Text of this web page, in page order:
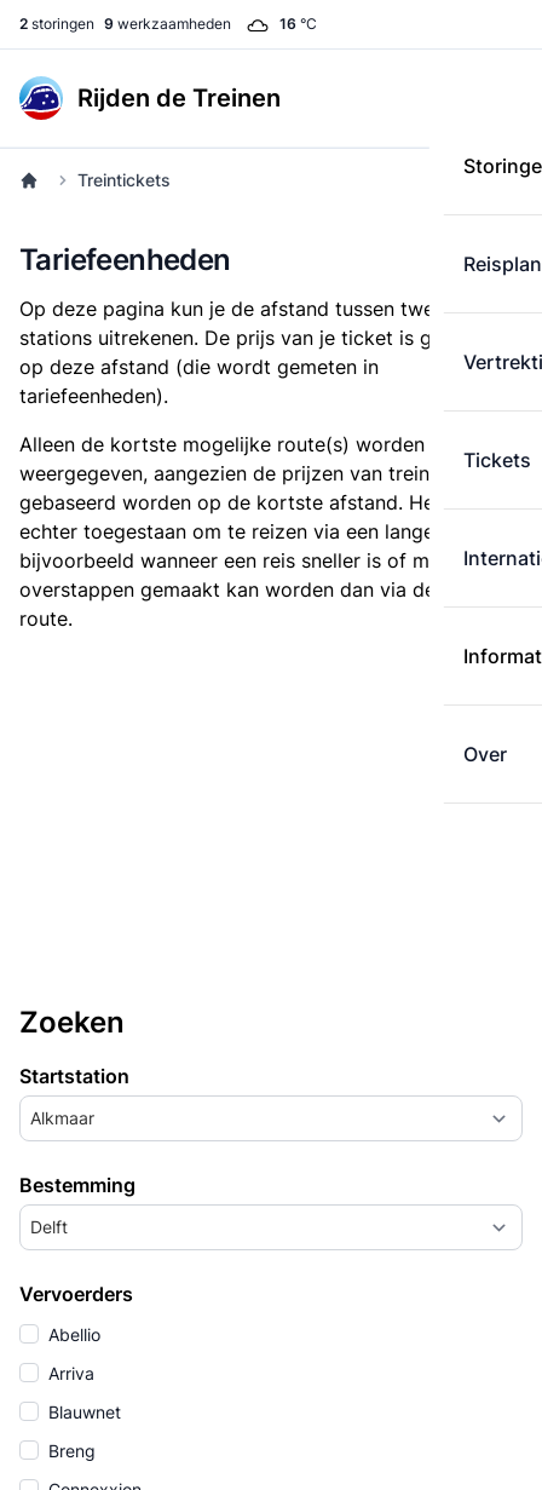
2 storingen 9 werkzaamheden 16 °C
Rijden de Treinen
Tickets
Over
Treintickets
Tariefeenheden
Op deze pagina kun je de afstand tussen twee
stations uitrekenen. De prijs van je ticket is gebaseerd
op deze afstand (die wordt gemeten in
tariefeenheden).
Alleen de kortste mogelijke route(s) worden
weergegeven, aangezien de prijzen van treintickets
gebaseerd worden op de kortste afstand. Het is
echter toegestaan om te reizen via een langere route,
bijvoorbeeld wanneer een reis sneller is of met minder
overstappen gemaakt kan worden dan via de kortste
route.
Zoeken
Startstation
Alkmaar
Bestemming
Delft
Vervoerders
Abellio
Arriva
Blauwnet
Breng